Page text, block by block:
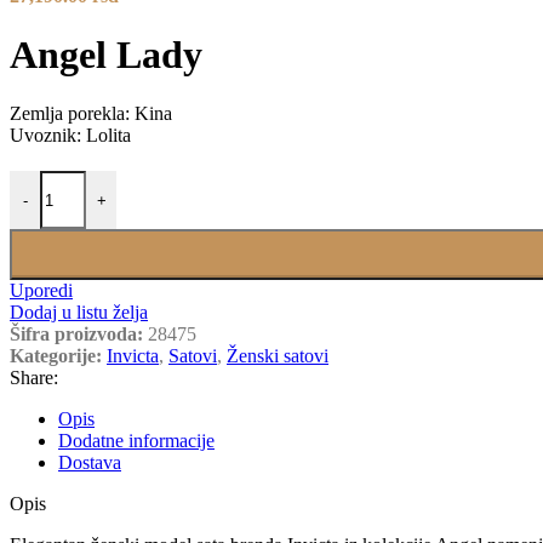
Angel Lady
Zemlja porekla: Kina
Uvoznik: Lolita
-
INVICTA 28475 količina
+
Uporedi
Dodaj u listu želja
Šifra proizvoda: 28475
Kategorije: Invicta, Satovi, Ženski satovi
Share:
Opis
Dodatne informacije
Dostava
Opis